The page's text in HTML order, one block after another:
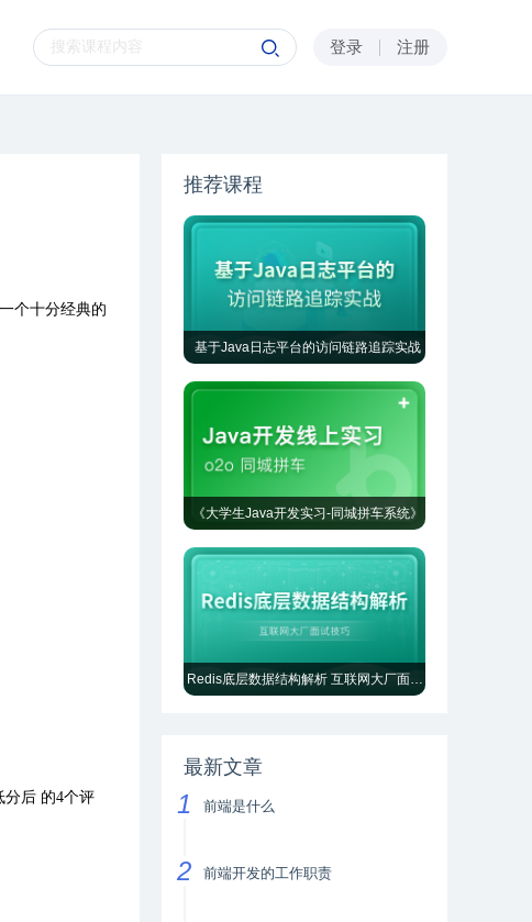
登录 注册
个十分经典的
分后 的4个评
推荐课程
基于Java日志平台的访问链路追踪实战
《大学生Java开发实习-同城拼车系统》
Redis底层数据结构解析 互联网大厂面试技巧
最新文章
前端是什么
前端开发的工作职责